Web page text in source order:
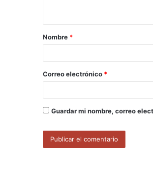
a
r
*
Nombre *
Correo electrónico *
Guardar mi nombre, correo